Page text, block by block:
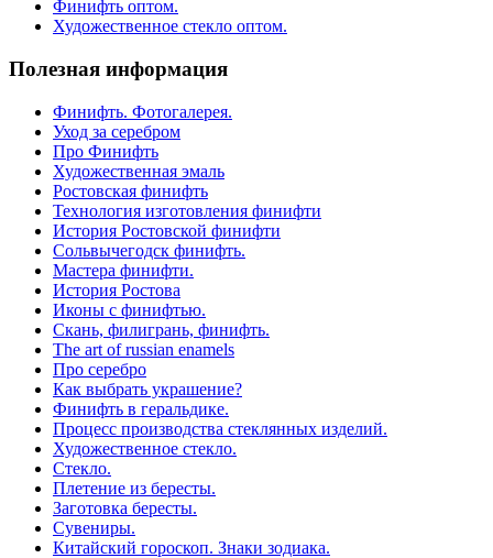
Финифть оптом.
Художественное стекло оптом.
Полезная информация
Финифть. Фотогалерея.
Уход за серебром
Про Финифть
Художественная эмаль
Ростовская финифть
Технология изготовления финифти
История Ростовской финифти
Сольвычегодск финифть.
Мастера финифти.
История Ростова
Иконы с финифтью.
Скань, филигрань, финифть.
The art of russian enamels
Про серебро
Как выбрать украшение?
Финифть в геральдике.
Процесс производства стеклянных изделий.
Художественное стекло.
Стекло.
Плетение из бересты.
Заготовка бересты.
Сувениры.
Китайский гороскоп. Знаки зодиака.